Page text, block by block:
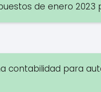
de enero 2023
contabilidad para